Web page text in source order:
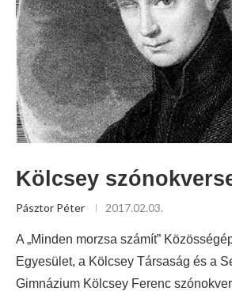
Kölcsey
Pásztor Péter 2017.02.03.
A „Minden morzsa számít”
Egyesület, a Kölcsey Társaság és a
Gimnázium Kölcsey Ferenc